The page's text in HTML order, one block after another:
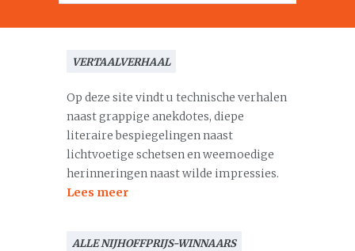
VERTAALVERHAAL
Op deze site vindt u technische verhalen
naast grappige anekdotes, diepe
literaire bespiegelingen naast
lichtvoetige schetsen en weemoedige
herinneringen naast wilde impressies.
Lees meer
ALLE NIJHOFFPRIJS-WINNAARS